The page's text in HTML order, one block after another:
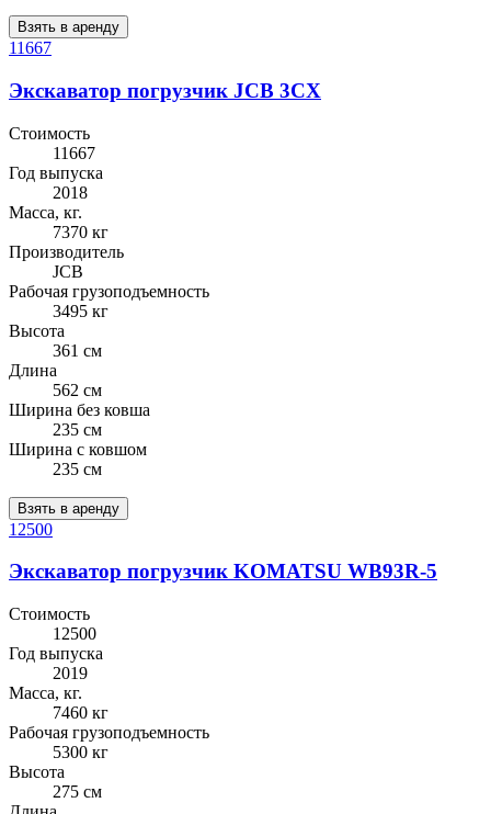
Взять в аренду
11667
Экскаватор погрузчик JCB 3CX
Стоимость
11667
Год выпуска
2018
Масса, кг.
7370 кг
Производитель
JCB
Рабочая грузоподъемность
3495 кг
Высота
361 см
Длина
562 см
Ширина без ковша
235 см
Ширина с ковшом
235 см
Взять в аренду
12500
Экскаватор погрузчик KOMATSU WB93R-5
Стоимость
12500
Год выпуска
2019
Масса, кг.
7460 кг
Рабочая грузоподъемность
5300 кг
Высота
275 см